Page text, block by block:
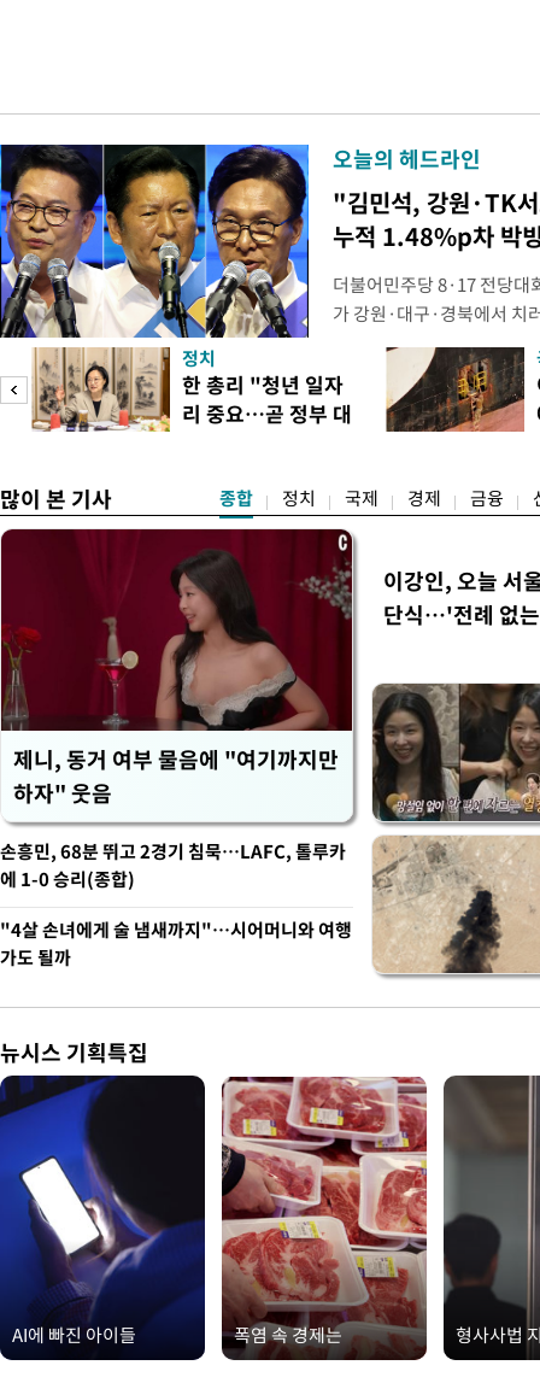
오늘의 헤드라인
"김민석, 강원·TK
누적 1.48%p차 박
더불어민주당 8·17 전당대
가 강원·대구·경북에서 치
48.54%(1만8977표)를 얻
를 1622표(4.14%p) 차로
·인천 권리당원 투표에서
적 합산(가중치 미반영)에
정치
한 총리 "청년 일자
리 중요…곧 정부 대
많이 본 기사 종합 정치 국제 경제 금융
제니, 동거 여부 물음에 "여기까지만
하자" 웃음
이강인, 오늘 서
단식…'전례 없
손흥민, 68분 뛰고 2경기 침묵…LAFC, 톨루카
에 1-0 승리(종합)
"4살 손녀에게 술 냄새까지"…시어머니와 여행
가도 될까
뉴시스 기획특집
AI에 빠진 아이들 폭염 속 경제는 형사사법